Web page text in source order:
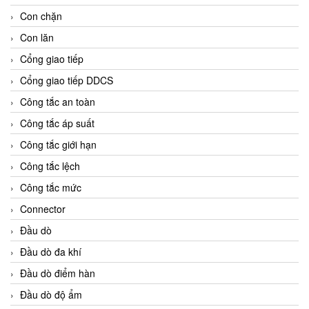
Con chặn
Con lăn
Cổng giao tiếp
Cổng giao tiếp DDCS
Công tắc an toàn
Công tắc áp suất
Công tắc giới hạn
Công tắc lệch
Công tắc mức
Connector
Đầu dò
Đầu dò đa khí
Đầu dò điểm hàn
Đầu dò độ ẩm